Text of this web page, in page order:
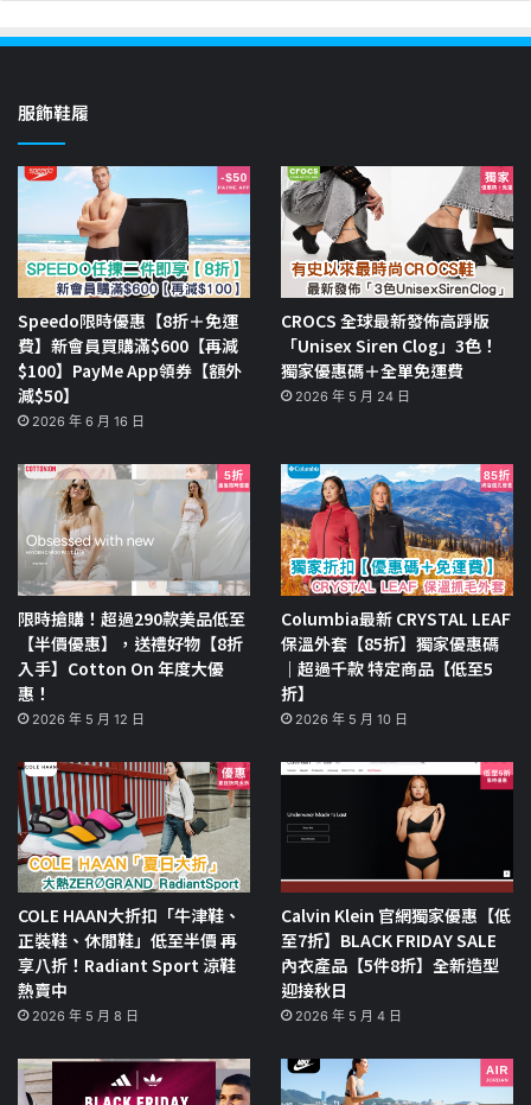
服飾鞋履
Speedo限時優惠【8折＋免運
費】新會員買購滿$600【再減
$100】PayMe App領券【額外
減$50】
2026 年 6 月 16 日
CROCS 全球最新發佈高踭版
「Unisex Siren Clog」3色！
獨家優惠碼＋全單免運費
2026 年 5 月 24 日
限時搶購！超過290款美品低至
【半價優惠】，送禮好物【8折
入手】Cotton On 年度大優
惠！
2026 年 5 月 12 日
Columbia最新 CRYSTAL LEAF
保溫外套【85折】獨家優惠碼
｜超過千款 特定商品【低至5
折】
2026 年 5 月 10 日
COLE HAAN大折扣「牛津鞋、
正裝鞋、休閒鞋」低至半價 再
享八折！Radiant Sport 涼鞋
熱賣中
2026 年 5 月 8 日
Calvin Klein 官網獨家優惠【低
至7折】BLACK FRIDAY SALE
內衣產品【5件8折】全新造型
迎接秋日
2026 年 5 月 4 日